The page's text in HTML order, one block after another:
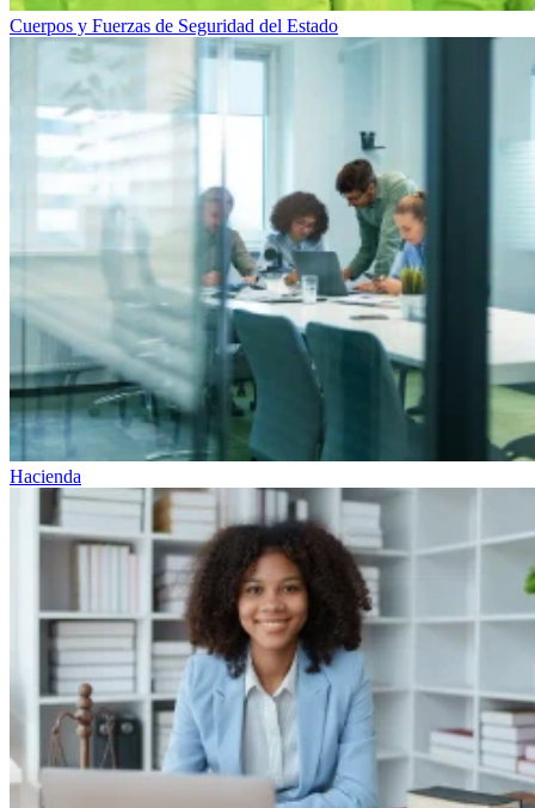
Cuerpos y Fuerzas de Seguridad del Estado
Hacienda